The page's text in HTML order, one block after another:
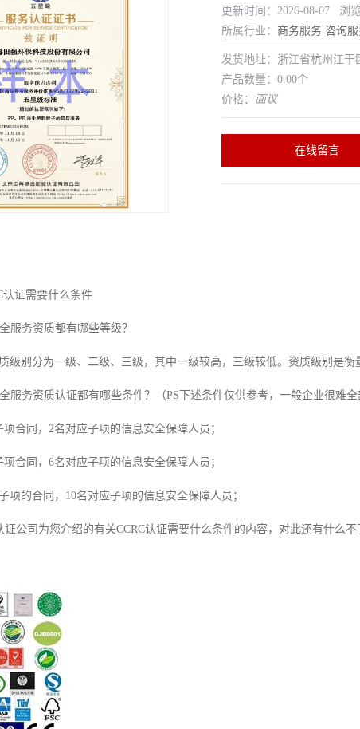
更新时间：2026-08-07 浏
所属行业： 商务服务 咨询
发货地址：浙江省杭州江干
产品数量：0.00个
价格： 面议
在线留言
认证需要什么条件
服务资质都有哪些等级？
级别分为一级、二级、三级，其中一级较高，三级较低。资质级别是衡
服务资质认证都有哪些条件？（PS下述条件仅供参考，一般企业很难
合同，2名对应子项的信息安全保障人员；
合同，6名对应子项的信息安全保障人员；
项的合同，10名对应子项的信息安全保障人员；
证公司为您介绍的有关CCRC认证需要什么条件的内容，对此还有什么